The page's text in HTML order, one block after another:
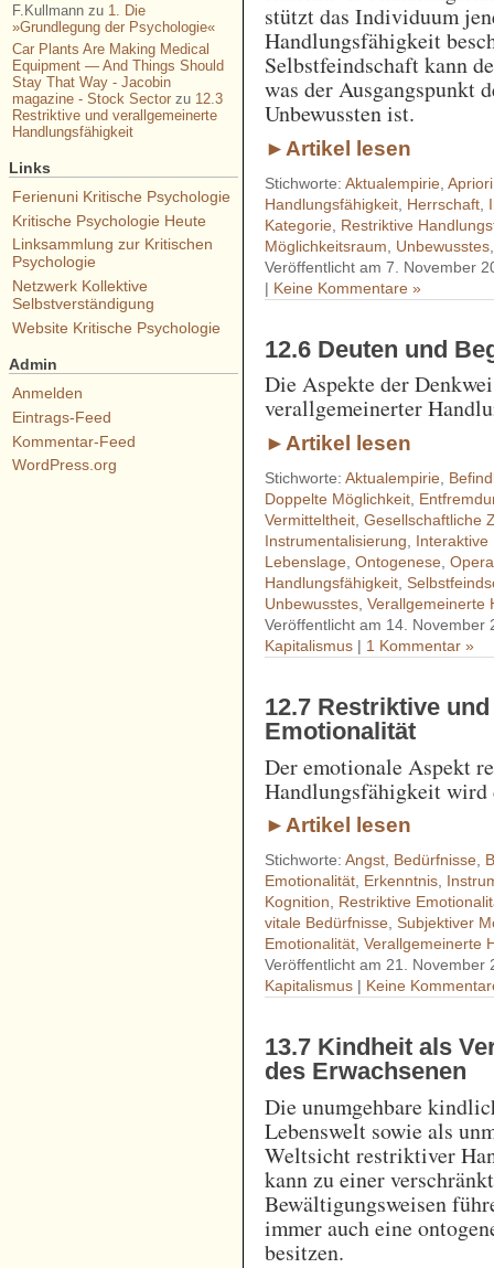
stützt das Individuum
Handlungsfähigkeit
Selbstfeindschaft kann
was der Ausgangspunkt
Unbewussten ist.
►Artikel lesen
Stichworte:Aktualempirie ,
Handlungsfähigkeit Herrschaft
Kategorie Restriktive
Möglichkeitsraum
Unbewusstes
Veröffentlicht am 7. November
| Keine Kommentare »
12.6 Deuten und
Die Aspekte der
verallgemeinerter
►Artikel lesen
Stichworte:Aktualempirie
Doppelte Möglichkeit
Vermitteltheit ,Gesellschaftliche
Instrumentalisierung
Interaktive
Lebenslage ,Ontogenese ,
Handlungsfähigkeit ,
Unbewusstes ,Verallgemeinerte
Veröffentlicht am 14. November
Kapitalismus | 1 Kommentar »
12.7 Restriktive
Emotionalität
Der emotionale Aspekt
Handlungsfähigkeit wird
►Artikel lesen
Stichworte:Angst, Bedürfnisse,
Emotionalität, Erkenntnis,
Kognition, Restriktive
vitale Bedürfnisse,Subjektiver
Emotionalität,Verallgemeinerte
Veröffentlicht am 21. November
Kapitalismus | Keine
13.7 Kindheit als
des Erwachsenen
Die unumgehbare
Lebenswelt sowie als
Weltsicht restriktiver
kann zu einer
Bewältigungsweisen
immer auch eine
besitzen.
F.Kullmannzu 1. Die
»Grundlegung der Psychologie«
Car Plants Are Making Medical
Equipment — And Things Should
Stay That Way - Jacobin
magazine - Stock Sectorzu 12.3
Restriktive und verallgemeinerte
Handlungsfähigkeit
Links
Ferienuni Kritische Psychologie
Kritische Psychologie Heute
Linksammlung zur Kritischen
Psychologie
Netzwerk Kollektive
Selbstverständigung
Website Kritische Psychologie
Admin
Anmelden
Eintrags-Feed
Kommentar-Feed
WordPress.org